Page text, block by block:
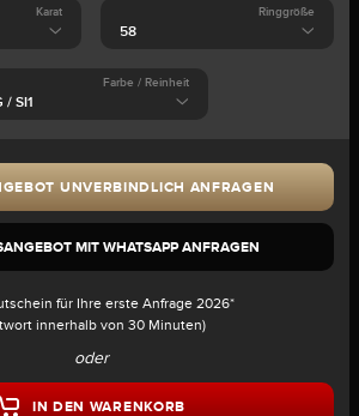
Karat Ringgröße
Farbe / Reinheit
UNVERBINDLICH ANFRAGEN
MIT WHATSAPP ANFRAGEN
für Ihre erste Anfrage 2026*
innerhalb von 30 Minuten)
oder
IN DEN WARENKORB